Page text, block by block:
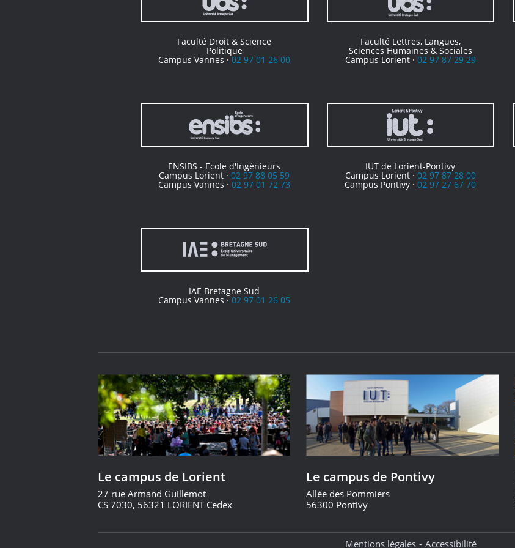
Faculté Droit & Science
Politique
Campus Vannes ·02 97 01 26 00
Faculté Lettres, Langues,
Sciences Humaines & Sociales
Campus Lorient · 02 97 87 29 29
ENSIBS - Ecole d'Ingénieurs
Campus Lorient ·02 97 88 05 59
Campus Vannes ·02 97 01 72 73
IUT de Lorient-Pontivy
Campus Lorient · 02 97 87 28 00
Campus Pontivy ·02 97 27 67 70
IAE Bretagne Sud
Campus Vannes ·02 97 01 26 05
Le campus de Lorient
27 rue Armand Guillemot
CS 7030, 56321 LORIENT Cedex
Le campus de Pontivy
Allée des Pommiers
56300 Pontivy
Mentions légales Accessibilité